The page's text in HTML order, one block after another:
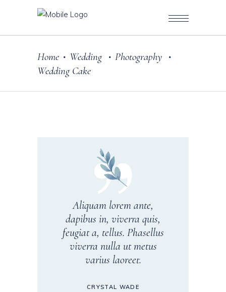
Home • Wedding • Photography •
Wedding Cake
Aliquam lorem ante,
dapibus in, viverra quis,
feugiat a, tellus. Phasellus
viverra nulla ut metus
varius laoreet.
CRYSTAL WADE